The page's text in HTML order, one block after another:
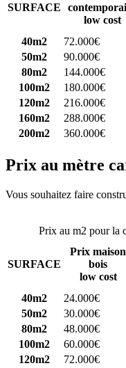
SURFACE
low cost
40m2
72.000€
50m2
90.000€
80m2
144.000€
100m2
180.000€
120m2
216.000€
160m2
288.000€
200m2
360.000€
Prix au mètre
Vous souhaitez faire
Prix au m2 pour la
SURFACE
Prix maison
bois
low cost
40m2
24.000€
50m2
30.000€
80m2
48.000€
100m2
60.000€
120m2
72.000€